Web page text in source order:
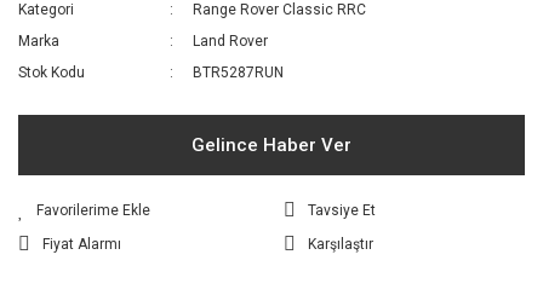
Kategori
Range Rover Classic RRC
Marka
Land Rover
Stok Kodu
BTR5287RUN
Gelince Haber Ver
Tavsiye Et
Fiyat Alarmı
Karşılaştır